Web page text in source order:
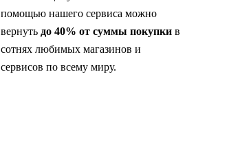
помощью нашего сервиса можно
вернуть до 40% от суммы покупкив
сотнях любимых магазинов и
сервисов по всему миру.